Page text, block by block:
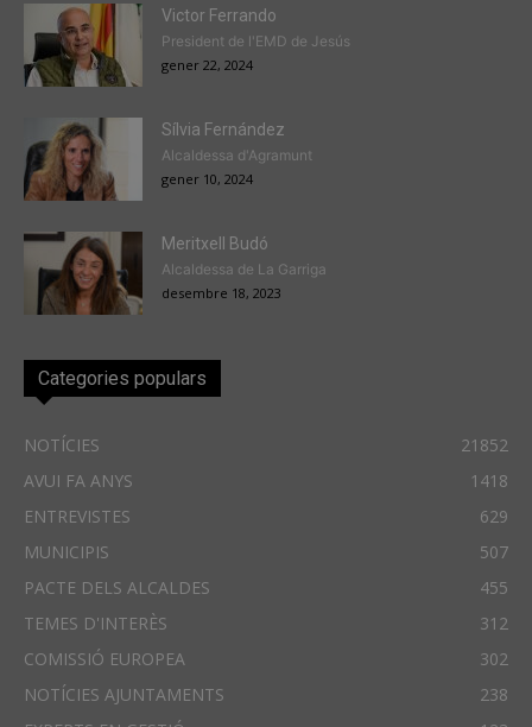
Victor Ferrando
President de l'EMD de Jesús
gener 22, 2024
Sílvia Fernández
Alcaldessa d'Agramunt
gener 10, 2024
Meritxell Budó
Alcaldessa de La Garriga
desembre 18, 2023
Categories populars
NOTÍCIES
21852
AVUI FA ANYS
1418
ENTREVISTES
629
MUNICIPIS
507
PACTE DELS ALCALDES
455
TEMES D'INTERÈS
312
COMISSIÓ EUROPEA
302
NOTÍCIES AJUNTAMENTS
238